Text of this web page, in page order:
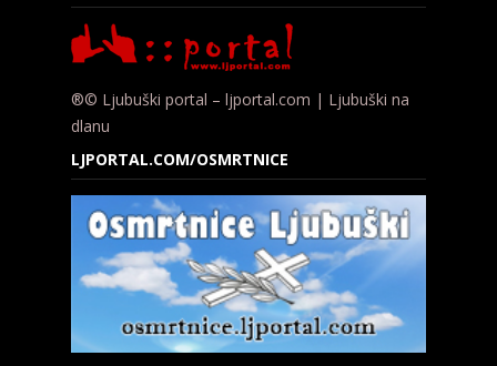
®© Ljubuški portal – ljportal.com | Ljubuški na
dlanu
LJPORTAL.COM/OSMRTNICE